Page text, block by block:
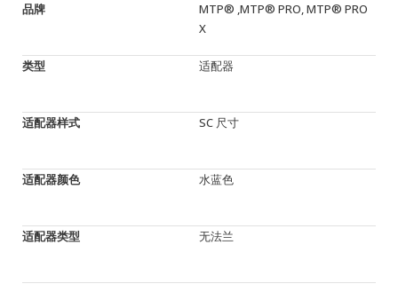
品牌
MTP® ,MTP® PRO, MTP® PRO
X
类型 适配器
适配器样式 SC 尺寸
适配器颜色 水蓝色
适配器类型 无法兰